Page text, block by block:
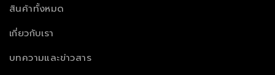
สินค้าทั้งหมด
เกี่ยวกับเรา
บทความและข่าวสาร